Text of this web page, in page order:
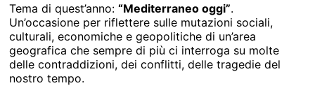
Tema di quest’anno:“Mediterraneo oggi”.
Un’occasione per riflettere sulle mutazioni sociali,
culturali, economiche e geopolitiche di un’area
geografica che sempre di più ci interroga su molte
delle contraddizioni, dei conflitti, delle tragedie del
nostro tempo.